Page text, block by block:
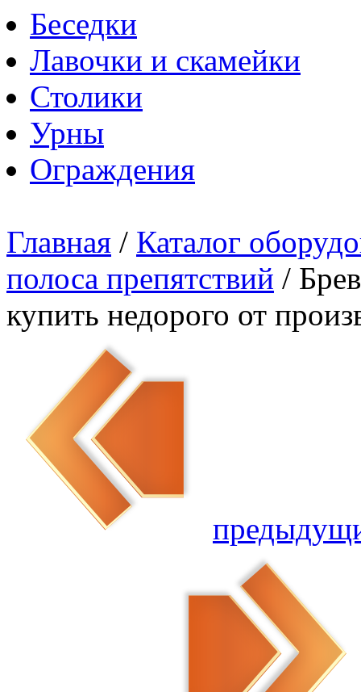
Беседки
Лавочки и скамейки
Столики
Урны
Ограждения
Главная / Каталог
полоса препятствий /
купить недорого от